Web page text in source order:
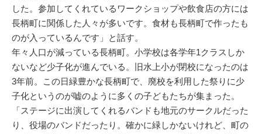
した。参加してくれているワークショップや飲食店の方には
長柄町に関係した人々が多いです。食材も長柄町で作ったも
のが入っているんです」と話す。
年々人口が減っている長柄町。小学校は各学年1クラスしか
ないなど少子化が進んでいる。旧水上小が閉校になったのは
3年前。この日緑豊かな長柄町で、廃校を利用した祭りに少
子化というのが嘘のように多くの子どもたちが集まった。
「ステージに出演してくれるバンドも地元のサークルだった
り、役場のバンドだったり。確かに緑しかないけれど、町の